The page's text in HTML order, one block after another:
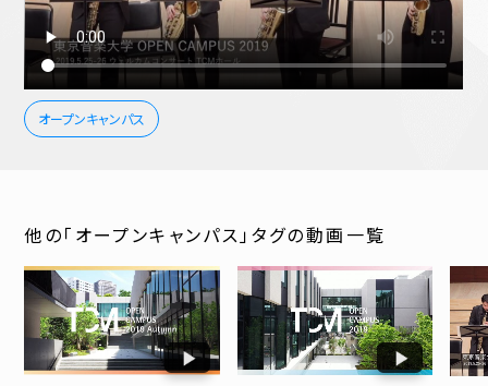
オープンキャンパス
他の「オープンキャンパス」タグの動画一覧